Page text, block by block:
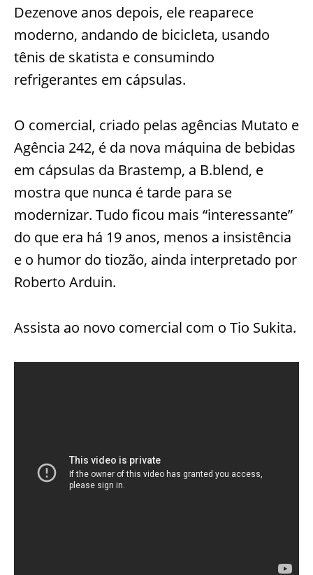
Dezenove anos depois, ele reaparece
moderno, andando de bicicleta, usando
tênis de skatista e consumindo
refrigerantes em cápsulas.
O comercial, criado pelas agências Mutato e
Agência 242, é da nova máquina de bebidas
em cápsulas da Brastemp, a B.blend, e
mostra que nunca é tarde para se
modernizar. Tudo ficou mais “interessante”
do que era há 19 anos, menos a insistência
e o humor do tiozão, ainda interpretado por
Roberto Arduin.
Assista ao novo comercial com o Tio Sukita.